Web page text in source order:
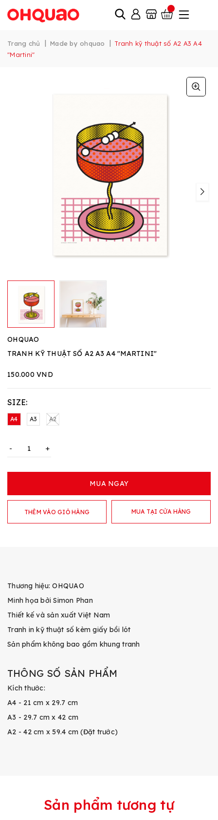
Trang chủ | Made by ohquao | Tranh kỹ thuật số A2 A3 A4
"Martini"
OHQUAO
TRANH KỸ THUẬT SỐ A2 A3 A4 "MARTINI"
150.000 VND
SIZE:
A4 A3 A2
- +
MUA NGAY
THÊM VÀO GIỎ HÀNG MUA TẠI CỬA HÀNG
Thương hiệu: OHQUAO
Minh họa bởi Simon Phan
Thiết kế và sản xuất Việt Nam
Tranh in kỹ thuật số kèm giấy bồi lót
Sản phẩm không bao gồm khung tranh
THÔNG SỐ SẢN PHẨM
Kích thước:
A4 - 21 cm x 29.7 cm
A3 - 29.7 cm x 42 cm
A2 - 42 cm x 59.4 cm (Đặt trước)
Sản phẩm tương tự